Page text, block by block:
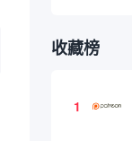
收藏榜
1